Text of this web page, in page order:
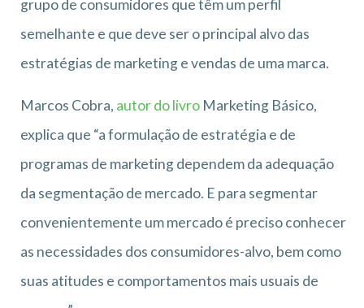
grupo de consumidores que têm um perfil
semelhante e que deve ser o principal alvo das
estratégias de marketing e vendas de uma marca.
Marcos Cobra, autor do livro Marketing Básico,
explica que “a formulação de estratégia e de
programas de marketing dependem da adequação
da segmentação de mercado. E para segmentar
convenientemente um mercado é preciso conhecer
as necessidades dos consumidores-alvo, bem como
suas atitudes e comportamentos mais usuais de